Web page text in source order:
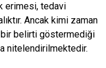
erimesi, tedavi
Ancak kimi zaman
bir belirti göstermediği
nitelendirilmektedir.